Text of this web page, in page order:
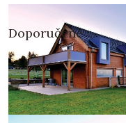
Doporučené